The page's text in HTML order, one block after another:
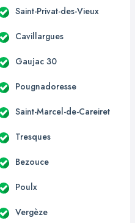
Saint-Privat-des-Vieux
Cavillargues
Gaujac 30
Pougnadoresse
Saint-Marcel-de-Careiret
Tresques
Bezouce
Poulx
Vergèze